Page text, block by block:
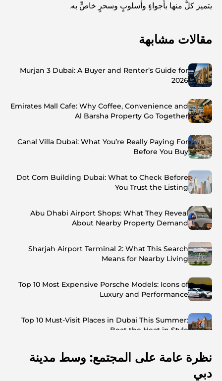
يتميز كلٌّ منها بأجواءٍ وأسلوبٍ وسحرٍ خاصٍّ به.
مقالات مشابهة
Murjan 3 Dubai: A Buyer and Renter’s Guide for
2026
Emirates Mall Cafe: Why Coffee, Convenience and
Al Barsha Property Go Together
Canal Villa Dubai: What You’re Really Paying For
Before You Buy
Dot Com Building Dubai: What to Check Before
You Trust the Listing
Abu Dhabi Airport Shops: What They Reveal
About Nearby Property Demand
Sharjah Airport Terminal 2: What This Search
Means for Nearby Living
Top 10 Most Expensive Porsche Models: Icons of
Luxury and Performance
Top 10 Must-Visit Places in Dubai This Summer:
Beat the Heat in Style
Top 7 Busiest Airports in the World: Hub of Global
نظرة عامة على المجتمع: وسط مدينة
دبي